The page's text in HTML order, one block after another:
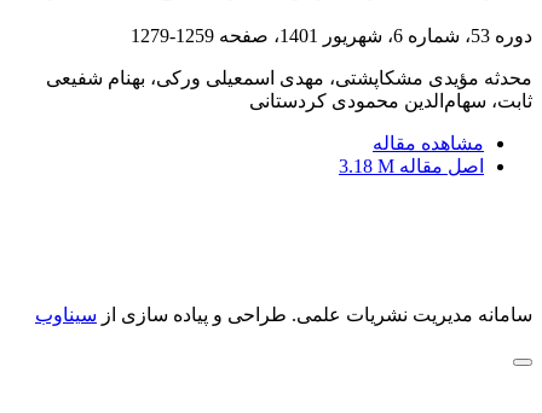
دوره 53، شماره 6، شهریور 1401، صفحه 1259-1279
محدثه مؤیدی مشکاپشتی، مهدی اسمعیلی ورکی، بهنام شفیعی
ثابت، سهام‌الدین محمودی کردستانی
مشاهده مقاله
اصل مقاله 3.18 M
سامانه مدیریت نشریات علمی. طراحی و پیاده سازی از سیناوب